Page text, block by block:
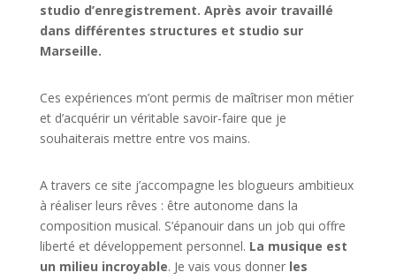
studio d’enregistrement. Après avoir travaillé
dans différentes structures et studio sur
Marseille.
Ces expériences m’ont permis de maîtriser mon métier
et d’acquérir un véritable savoir-faire que je
souhaiterais mettre entre vos mains.
A travers ce site j’accompagne les blogueurs ambitieux
à réaliser leurs rêves : être autonome dans la
composition musical. S’épanouir dans un job qui offre
liberté et développement personnel. La musique est
un milieu incroyable. Je vais vous donner les